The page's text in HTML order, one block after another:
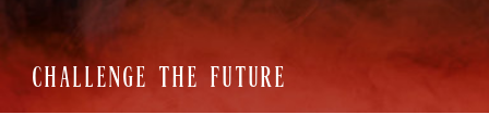
CHALLENGE THE FUTURE